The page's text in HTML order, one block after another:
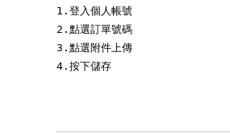
1.登入個人帳號
2.點選訂單號碼
3.點選附件上傳
4.按下儲存